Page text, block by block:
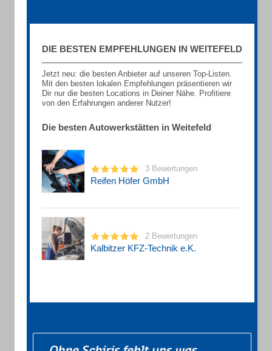
DIE BESTEN EMPFEHLUNGEN IN WEITEFELD
Jetzt neu: die besten Anbieter auf unseren Top-Listen.
Mit den besten lokalen Empfehlungen präsentieren wir
Dir nur die besten Locations in Deiner Nähe. Profitiere
von den Erfahrungen anderer Nutzer!
Die besten Autowerkstätten in Weitefeld
3 Bewertungen
Reifen Höfer GmbH
2 Bewertungen
Kalbitzer KFZ-Technik e.K.